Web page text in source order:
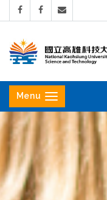
立
高
雄
科
技
大
Menu